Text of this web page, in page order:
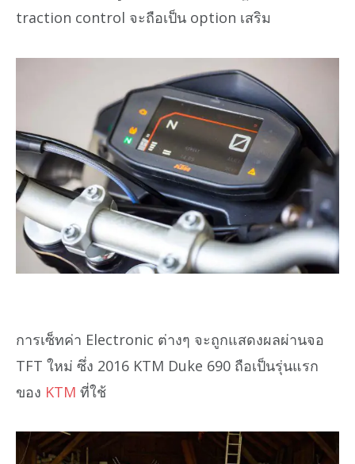
traction control จะถือเป็น option เสริม
การเซ็ทค่า Electronic ต่างๆ จะถูกแสดงผลผ่านจอ
TFT ใหม่ ซึ่ง 2016 KTM Duke 690 ถือเป็นรุ่นแรก
ของ KTM ที่ใช้